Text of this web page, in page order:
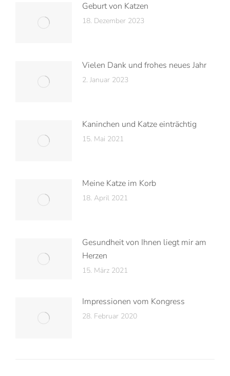
Geburt von Katzen
18. Dezember 2023
Vielen Dank und frohes neues Jahr
2. Januar 2023
Kaninchen und Katze einträchtig
15. Mai 2021
Meine Katze im Korb
18. April 2021
Gesundheit von Ihnen liegt mir am
Herzen
15. März 2021
Impressionen vom Kongress
28. Februar 2020